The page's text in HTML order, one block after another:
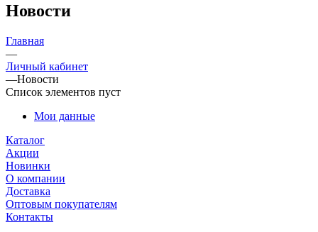
Новости
Главная
—
Личный кабинет
—Новости
Список элементов пуст
Мои данные
Каталог
Акции
Новинки
О компании
Доставка
Оптовым покупателям
Контакты